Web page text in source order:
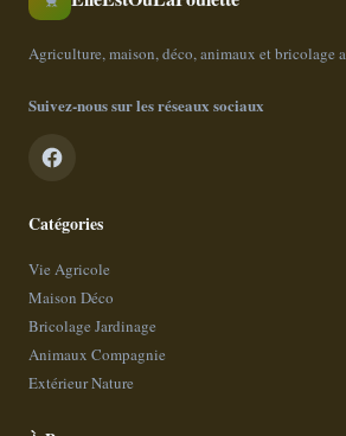
Agriculture, maison, déco, animaux et bricolage
Suivez-nous sur les réseaux sociaux
Catégories
Vie Agricole
Maison Déco
Bricolage Jardinage
Animaux Compagnie
Extérieur Nature